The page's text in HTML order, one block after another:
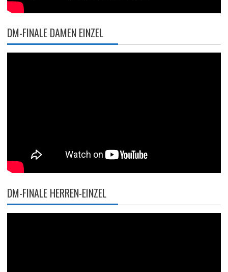
DM-FINALE DAMEN EINZEL
DM-FINALE HERREN-EINZEL